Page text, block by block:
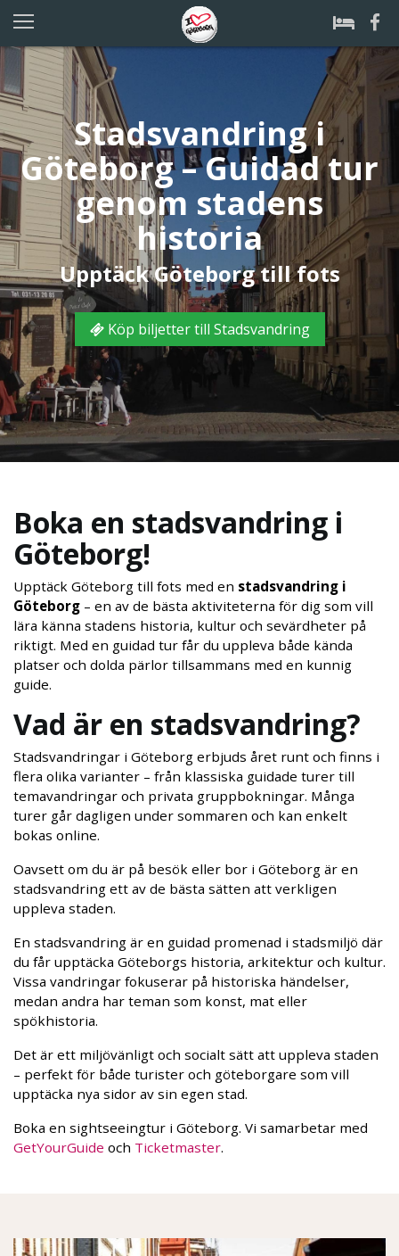
Stadsvandring i
Göteborg – Guidad tur
genom stadens
historia
Upptäck Göteborg till fots
Köp biljetter till Stadsvandring
Boka en stadsvandring i
Göteborg!
Upptäck Göteborg till fots med en stadsvandring i
Göteborg – en av de bästa aktiviteterna för dig som vill
lära känna stadens historia, kultur och sevärdheter på
riktigt. Med en guidad tur får du uppleva både kända
platser och dolda pärlor tillsammans med en kunnig
guide.
Vad är en stadsvandring?
Stadsvandringar i Göteborg erbjuds året runt och finns i
flera olika varianter – från klassiska guidade turer till
temavandringar och privata gruppbokningar. Många
turer går dagligen under sommaren och kan enkelt
bokas online.
Oavsett om du är på besök eller bor i Göteborg är en
stadsvandring ett av de bästa sätten att verkligen
uppleva staden.
En stadsvandring är en guidad promenad i stadsmiljö där
du får upptäcka Göteborgs historia, arkitektur och kultur.
Vissa vandringar fokuserar på historiska händelser,
medan andra har teman som konst, mat eller
spökhistoria.
Det är ett miljövänligt och socialt sätt att uppleva staden
– perfekt för både turister och göteborgare som vill
upptäcka nya sidor av sin egen stad.
Boka en sightseeingtur i Göteborg. Vi samarbetar med
GetYourGuide och Ticketmaster.